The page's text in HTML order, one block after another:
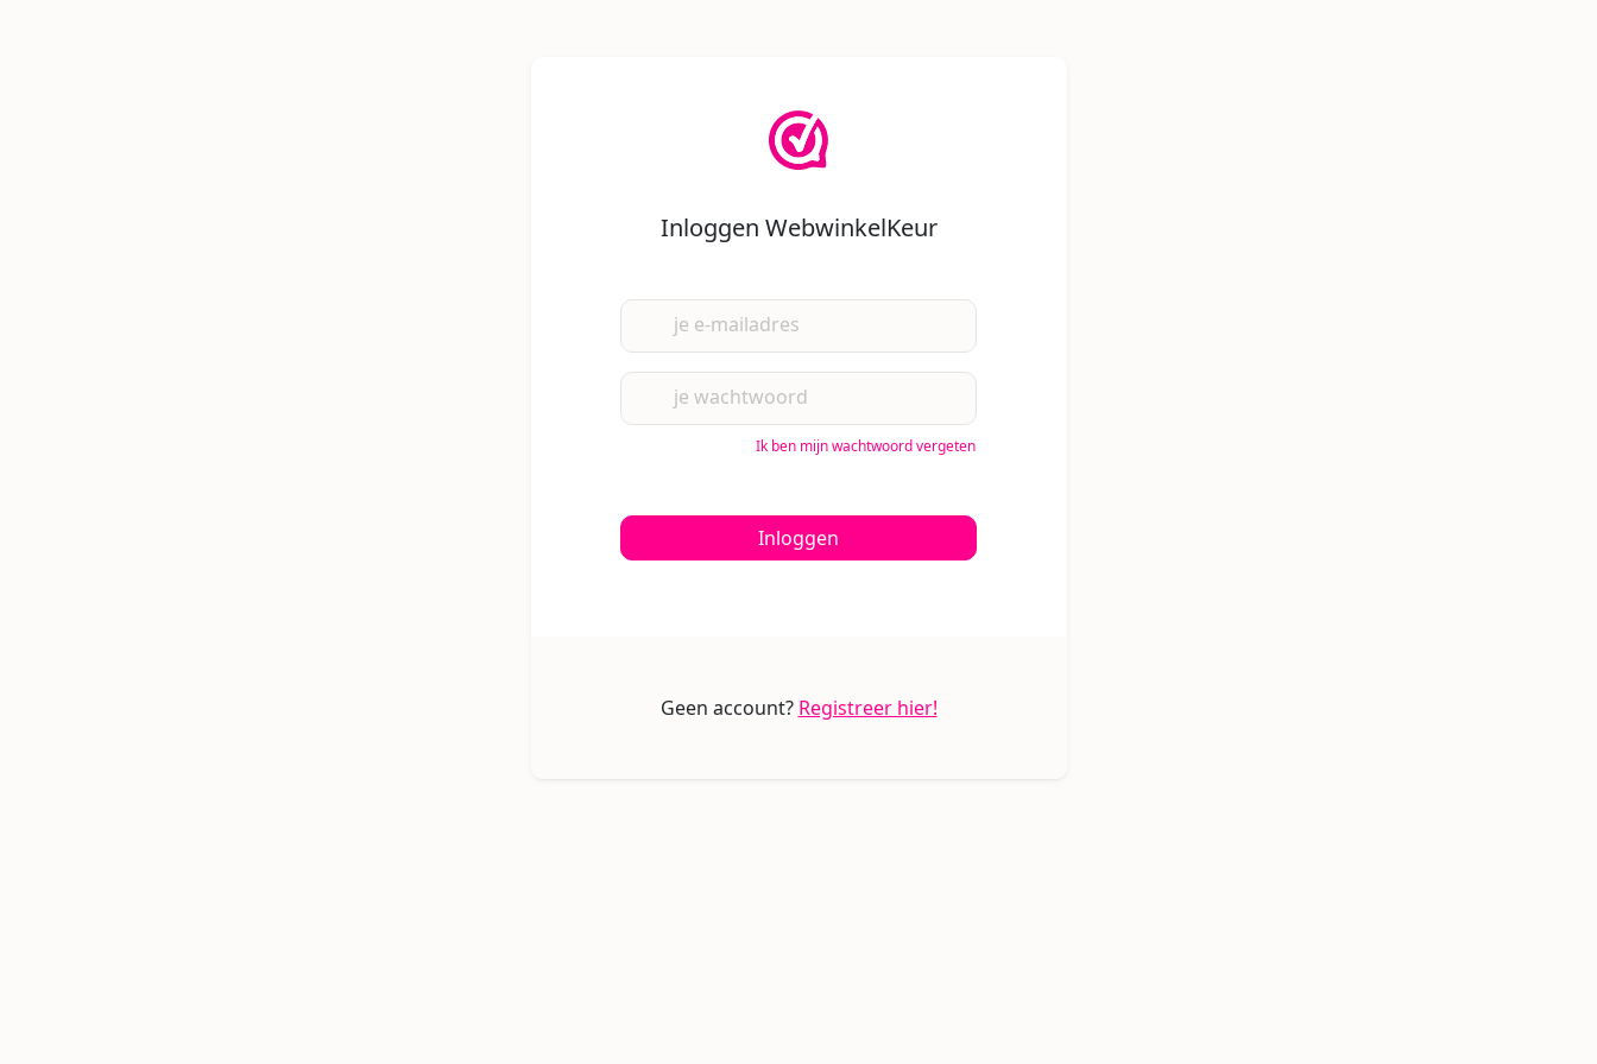
Inloggen WebwinkelKeur
je e-mailadres
je wachtwoord
Ik ben mijn wachtwoord vergeten
Inloggen
Geen account? Registreer hier!